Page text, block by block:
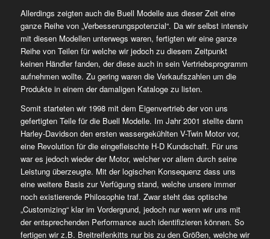
Allerdings zeigten auch die Buell Modelle aus dieser Zeit eine
ganze Reihe von „Verbesserungspotenzial“. Da wir selbst intensiv
mit diesen Modellen unterwegs waren, fertigten wir eine ganze
Reihe von Teilen für welche wir jedoch zu diesem Zeitpunkt
keinen Händler fanden, der diese auch in sein Vertriebsprogramm
aufnehmen wollte. Zu gering waren die Verkaufszahlen um die
Produkte in einem der damaligen Kataloge zu listen.
Somit starteten wir 1998 mit dem Eigenvertrieb der von uns
gefertigten Teile für die Buell Modelle. Im Jahr 2001 stellte dann
Harley-Davidson den ersten wassergekühlten V-Twin Motor vor,
eine Revolution für die eingefleischte H-D Kundschaft. Für uns
war es jedoch wieder der Motor, welcher vor allem durch seine
Leistung überzeugte. Mit der logischen Konsequenz dass uns
eine weitere Basis zur Verfügung stand, welche unsere immer
noch existierende Philosophie traf. Zwar steht das optische
„Customizing“ klar im Vordergrund, jedoch nur wenn wir uns mit
der entsprechenden Performance auch identifizieren können. So
fertigen wir z.B. Breitreifenkitts nur bis zu den Größen, welche wir